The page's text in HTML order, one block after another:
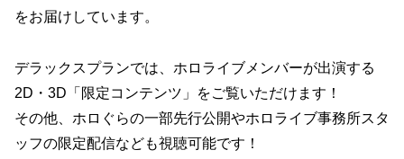
をお届けしています。
デラックスプランでは、ホロライブメンバーが出演する
2D・3D「限定コンテンツ」をご覧いただけます！
その他、ホロぐらの一部先行公開やホロライブ事務所スタ
ッフの限定配信なども視聴可能です！